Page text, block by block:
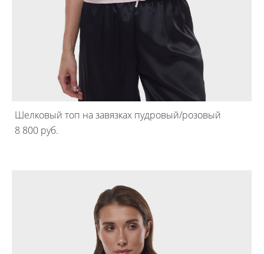
Шелковый топ на завязках пудровый/розовый
8 800 pуб.